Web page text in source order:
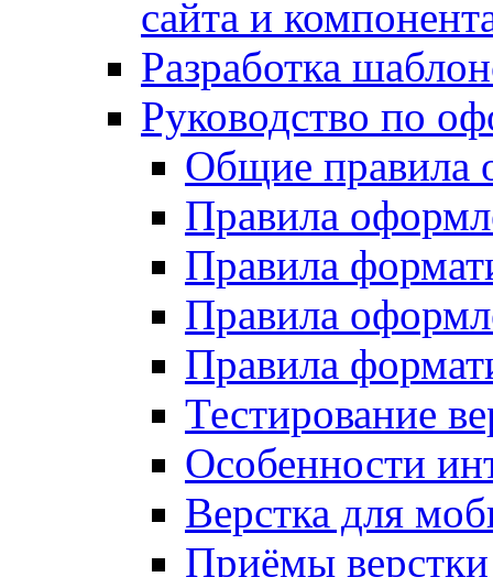
сайта и
Разработка
Руководство по
Общие правила
Правила
Правила
Правила
Правила
Тестирование
Особенности
Верстка для
Приёмы верстки